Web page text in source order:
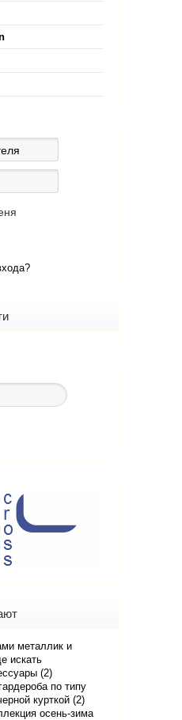
металлик и
искать
(2)
по типу
курткой (2)
осень-зима